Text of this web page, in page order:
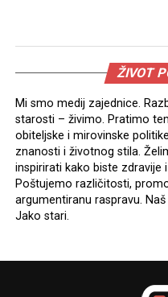
ŽIVOT
Mi smo medij zajednice.
starosti – živimo. Pratimo
obiteljske i mirovinske
znanosti i životnog stila.
inspirirati kako biste zdravije
Poštujemo različitosti,
argumentiranu raspravu.
Jako stari.